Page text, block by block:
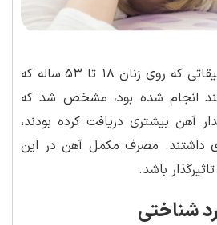
طی یک مطالعه تحقیقاتی که روی زنان ۱۸ تا ۵۳ ساله که
انجام شده بود، مشخص شد که
آهن بیشتری دریافت کرده بودند،
مصرف مکمل آهن در این
باشد.